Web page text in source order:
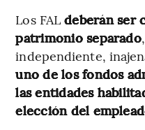
Los FALdeberán ser
patrimonio separado
independiente,
uno de los fondos
las entidades
elección del